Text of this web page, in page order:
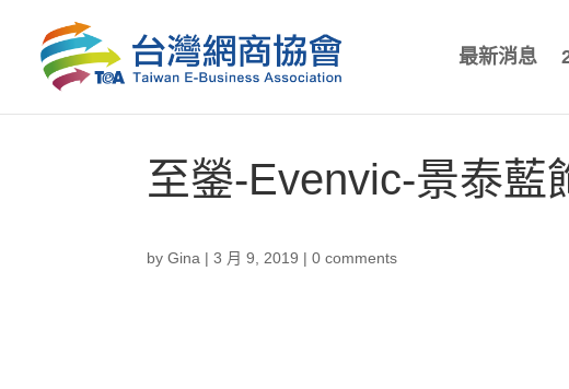
最新消息
至鎣-Evenvic-景泰藍
byGina |3 月 9, 2019 |0 comments